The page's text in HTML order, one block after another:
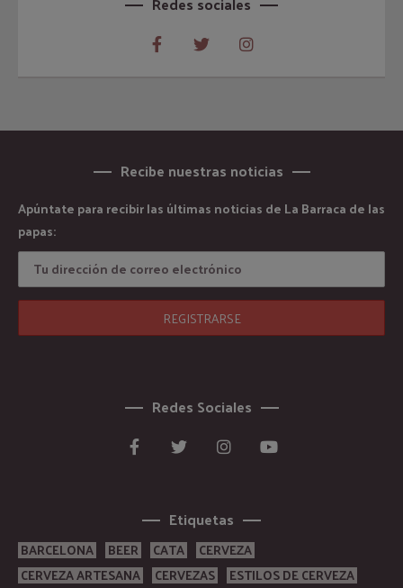
Recibe nuestras noticias
Apúntate para recibir las últimas noticias de La Barraca de las
papas:
Redes Sociales
Etiquetas
BARCELONA BEER CATA
CERVEZA
CERVEZA ARTESANA
CERVEZAS ESTILOS DE CERVEZA